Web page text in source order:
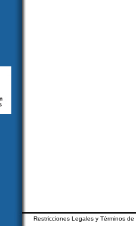
Restricciones Legales y Términos de